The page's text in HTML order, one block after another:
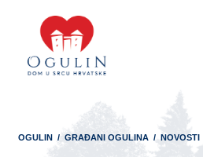
OGULIN / GRAĐANI OGULINA / NOVOSTI